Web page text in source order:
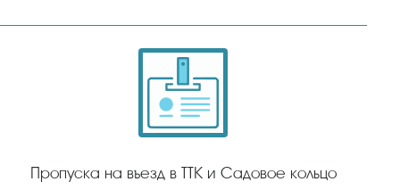
Пропуска на въезд в ТТК и Садовое кольцо